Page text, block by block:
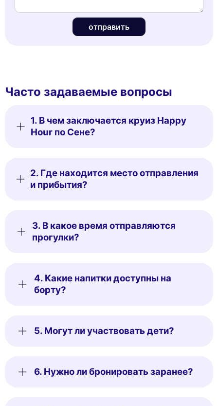
отправить
Часто задаваемые вопросы
1. В чем заключается круиз Happy
Hour по Сене?
2. Где находится место отправления
и прибытия?
3. В какое время отправляются
прогулки?
4. Какие напитки доступны на
борту?
5. Могут ли участвовать дети?
6. Нужно ли бронировать заранее?